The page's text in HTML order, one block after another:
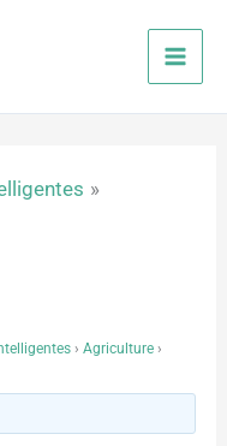
› Agriculture ›